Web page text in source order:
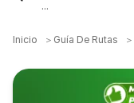
...
Inicio ＞ Guía De Rutas ＞